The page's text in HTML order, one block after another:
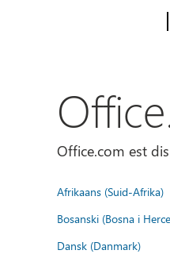
Office.com est
Afrikaans (Suid-Afrika)
Bosanski (Bosna i
Dansk (Danmark)